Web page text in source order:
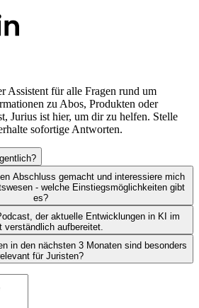
Assistent für alle Fragen rund um
zu Abos, Produkten oder
Jurius ist hier, um dir zu helfen. Stelle
sofortige Antworten.
- welche Einstiegsmöglichkeiten gibt
es?
verständlich aufbereitet.
für Juristen?